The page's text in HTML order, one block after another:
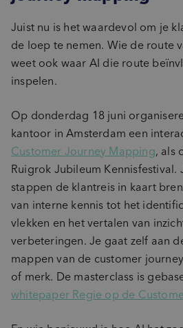
Juist nu is het waardevol om je
de loep te nemen. Wie de route
weet ook waar AI die route
inspelen.
Op donderdag 18 juni
kantoor in Amsterdam een
Customer Journey Mapping, als
Ruigrok Jubileum Kennisfestival.
stappen de klantreis in kaart
van interne kennis tot het
vlekken en het vertalen van
verbeteringen. Je gaat zelf aan
mappen van de customer
of merk. De masterclass is
whitepaper Regie op de